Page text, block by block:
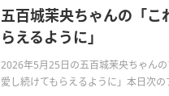
五百城茉央ちゃんの「こ
らえるように」
2026年5月25日の五百城茉央ちゃん
愛し続けてもらえるように」本日次